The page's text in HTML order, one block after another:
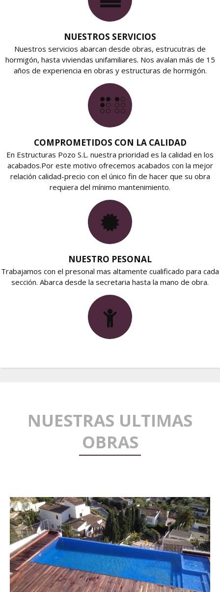
NUESTROS SERVICIOS
Nuestros servicios abarcan desde obras, estrucutras de
hormigón, hasta viviendas unifamiliares. Nos avalan más de 15
años de experiencia en obras y estructuras de hormigón.
COMPROMETIDOS CON LA CALIDAD
En Estructuras Pozo S.L. nuestra prioridad es la calidad en los
acabados.Por este motivo ofrecemos acabados con la mejor
relación calidad-precio con el único fin de hacer que su obra
requiera del mínimo mantenimiento.
NUESTRO PESONAL
Trabajamos con el presonal mas altamente cualificado para cada
sección. Abarca desde la secretaria hasta la mano de obra.
NUESTRAS ULTIMAS
OBRAS